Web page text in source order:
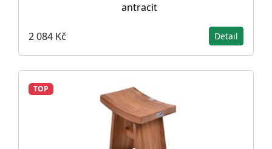
antracit
2 084 Kč Detail
TOP